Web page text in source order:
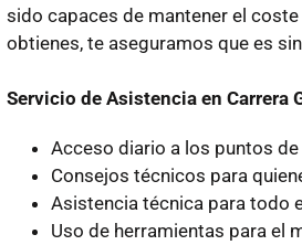
sido capaces de mantener el
obtienes, te aseguramos que es
Servicio de Asistencia en Carrera
Acceso diario a los puntos de
Consejos técnicos para
Asistencia técnica para todo
Uso de herramientas para el